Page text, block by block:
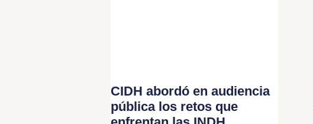
CIDH abordó en audiencia
pública los retos que